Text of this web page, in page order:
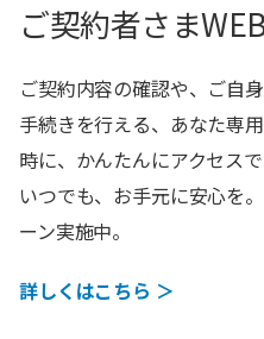
ご契約者さま
ご契約内容の確認や、ご自
手続きを行える、あなた専
時に、かんたんにアクセスで
いつでも、お手元に安心を
ーン実施中。
詳しくはこちら ＞